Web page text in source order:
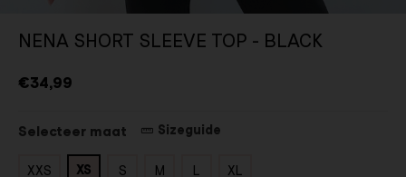
NENA SHORT SLEEVE TOP - BLACK
€34,99
Selecteer maat Sizeguide
XXS XS S M L XL